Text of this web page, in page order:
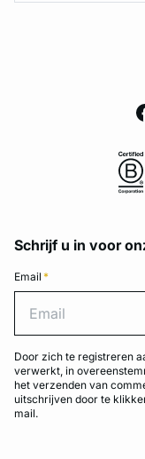
Schrijf u in voor
Email *
Door zich te registreren
verwerkt, in
het verzenden van
uitschrijven door te
mail.